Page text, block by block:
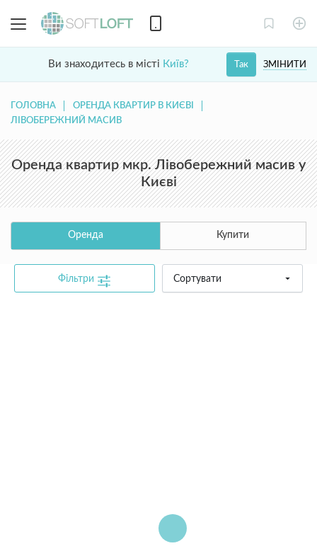
Ви знаходитесь в місті Київ? ЗМІНИТИ
Так
ГОЛОВНА
ОРЕНДА КВАРТИР В КИЄВІ
ЛІВОБЕРЕЖНИЙ МАСИВ
Оренда квартир мкр. Лівобережний масив у
Києві
Оренда Купити
Фільтри Сортувати